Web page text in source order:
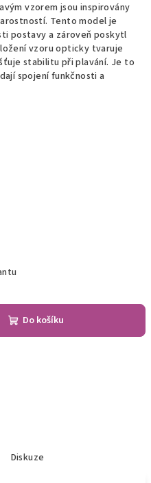
vzorem jsou inspirovány
Tento model je
postavy a zároveň poskytl
vzoru opticky tvaruje
stabilitu při plavání. Je to
spojení funkčnosti a
Do košíku
Diskuze